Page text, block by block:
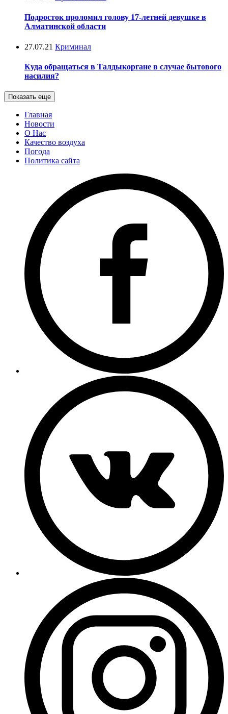
Подросток проломил голову 17-летней девушке в
Алматинской области
27.07.21 Криминал
Куда обращаться в Талдыкоргане в случае бытового
насилия?
Показать еще
Главная
Новости
О Нас
Качество воздуха
Погода
Политика сайта